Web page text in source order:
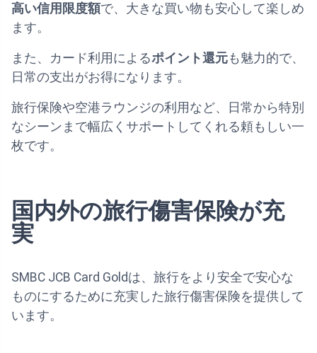
高い信用限度額で、大きな買い物も安心して楽しめ
ます。
また、カード利用によるポイント還元も魅力的で、
日常の支出がお得になります。
旅行保険や空港ラウンジの利用など、日常から特別
なシーンまで幅広くサポートしてくれる頼もしい一
枚です。
国内外の旅行傷害保険が充
実
SMBC JCB Card Goldは、旅行をより安全で安心な
ものにするために充実した旅行傷害保険を提供して
います。